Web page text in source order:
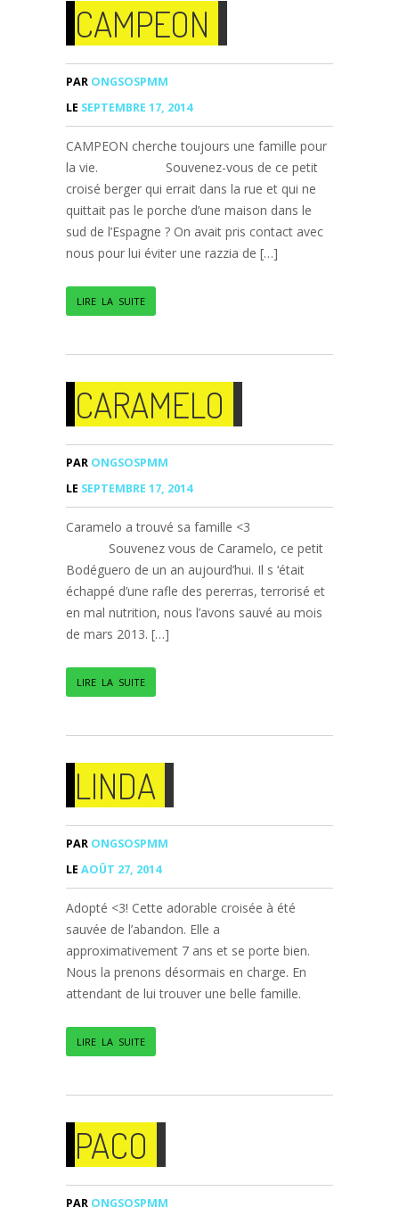
CAMPEON
PAR ONGSOSPMM
LE SEPTEMBRE 17, 2014
CAMPEON cherche toujours une famille pour
la vie. Souvenez-vous de ce petit
croisé berger qui errait dans la rue et qui ne
quittait pas le porche d’une maison dans le
sud de l’Espagne ? On avait pris contact avec
nous pour lui éviter une razzia de […]
LIRE LA SUITE
CARAMELO
PAR ONGSOSPMM
LE SEPTEMBRE 17, 2014
Caramelo a trouvé sa famille <3
Souvenez vous de Caramelo, ce petit
Bodéguero de un an aujourd’hui. Il s ‘était
échappé d’une rafle des pererras, terrorisé et
en mal nutrition, nous l’avons sauvé au mois
de mars 2013. […]
LIRE LA SUITE
LINDA
PAR ONGSOSPMM
LE AOÛT 27, 2014
Adopté <3! Cette adorable croisée à été
sauvée de l’abandon. Elle a
approximativement 7 ans et se porte bien.
Nous la prenons désormais en charge. En
attendant de lui trouver une belle famille.
LIRE LA SUITE
PACO
PAR ONGSOSPMM